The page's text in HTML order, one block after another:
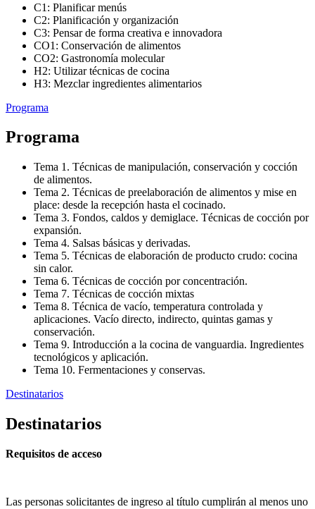
C1: Planificar menús
C2: Planificación y organización
C3: Pensar de forma creativa e innovadora
CO1: Conservación de alimentos
CO2: Gastronomía molecular
H2: Utilizar técnicas de cocina
H3: Mezclar ingredientes alimentarios
Programa
Programa
Tema 1. Técnicas de manipulación, conservación y cocción
de alimentos.
Tema 2. Técnicas de preelaboración de alimentos y mise en
place: desde la recepción hasta el cocinado.
Tema 3. Fondos, caldos y demiglace. Técnicas de cocción por
expansión.
Tema 4. Salsas básicas y derivadas.
Tema 5. Técnicas de elaboración de producto crudo: cocina
sin calor.
Tema 6. Técnicas de cocción por concentración.
Tema 7. Técnicas de cocción mixtas
Tema 8. Técnica de vacío, temperatura controlada y
aplicaciones. Vacío directo, indirecto, quintas gamas y
conservación.
Tema 9. Introducción a la cocina de vanguardia. Ingredientes
tecnológicos y aplicación.
Tema 10. Fermentaciones y conservas.
Destinatarios
Destinatarios
Requisitos de acceso
Las personas solicitantes de ingreso al título cumplirán al menos uno